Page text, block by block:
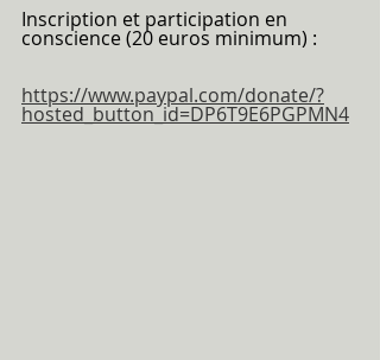
Inscription et participation en
conscience (20 euros minimum) :
https://www.paypal.com/donate/?
hosted_button_id=DP6T9E6PGPMN4